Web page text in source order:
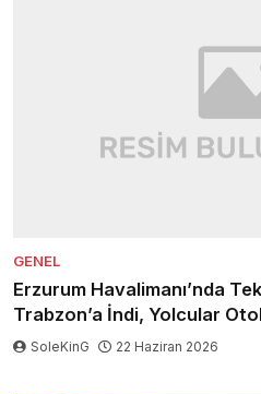
GENEL
Erzurum Havalimanı’nda
Trabzon’a İndi, Yolcular
SoleKinG 22 Haziran 2026